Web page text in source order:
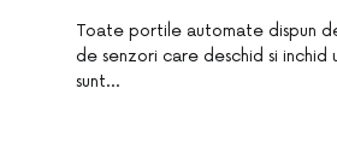
Toate portile automate dispun
de senzori care deschid si inchid
sunt…